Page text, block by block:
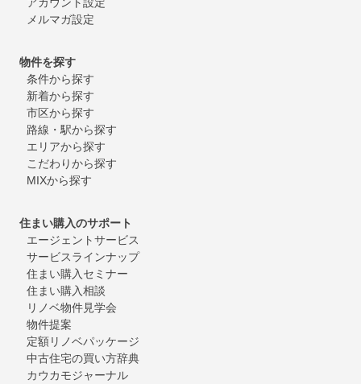
メルマガ設定
物件を探す
条件から探す
新着から探す
市区から探す
路線・駅から探す
エリアから探す
こだわりから探す
MIXから探す
住まい購入のサポート
エージェントサービス
サービスラインナップ
住まい購入セミナー
住まい購入相談
リノベ物件見学会
物件提案
定額リノベパッケージ
中古住宅の買い方辞典
カウカモジャーナル